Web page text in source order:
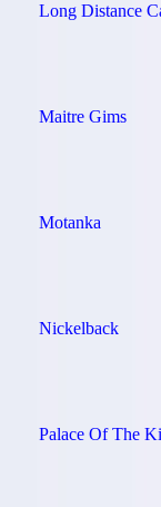
Long Distance
Maitre Gims
Motanka
Nickelback
Palace Of The